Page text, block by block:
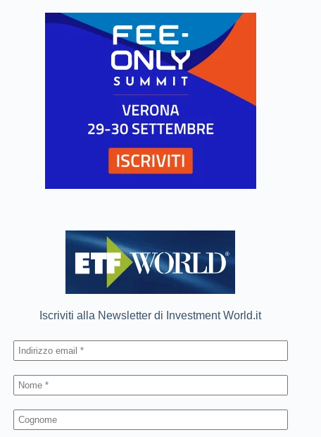
Iscriviti alla Newsletter di Investment World.it